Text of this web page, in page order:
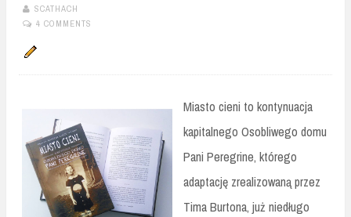
SCATHACH
4 COMMENTS
Miasto cieni to kontynuacja
kapitalnego Osobliwego domu
Pani Peregrine, którego
adaptację zrealizowaną przez
Tima Burtona, już niedługo